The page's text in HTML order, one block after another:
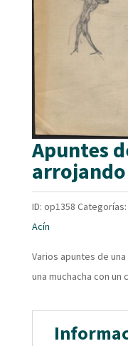
Apuntes
ID: op1358 Categorías:
Acín
Varios apuntes de
una muchacha con un